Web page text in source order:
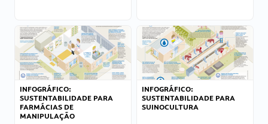
INFOGRÁFICO:
SUSTENTABILIDADE PARA
FARMÁCIAS DE
MANIPULAÇÃO
INFOGRÁFICO:
SUSTENTABILIDADE PARA
SUINOCULTURA